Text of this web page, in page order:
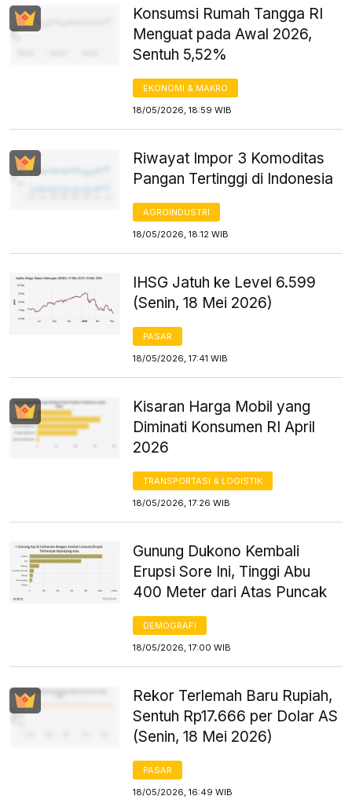
Konsumsi Rumah Tangga RI
Menguat pada Awal 2026,
Sentuh 5,52%
EKONOMI & MAKRO
18/05/2026, 18:59 WIB
Riwayat Impor 3 Komoditas
Pangan Tertinggi di Indonesia
AGROINDUSTRI
18/05/2026, 18:12 WIB
IHSG Jatuh ke Level 6.599
(Senin, 18 Mei 2026)
PASAR
18/05/2026, 17:41 WIB
Kisaran Harga Mobil yang
Diminati Konsumen RI April
2026
TRANSPORTASI & LOGISTIK
18/05/2026, 17:26 WIB
Gunung Dukono Kembali
Erupsi Sore Ini, Tinggi Abu
400 Meter dari Atas Puncak
DEMOGRAFI
18/05/2026, 17:00 WIB
Rekor Terlemah Baru Rupiah,
Sentuh Rp17.666 per Dolar AS
(Senin, 18 Mei 2026)
PASAR
18/05/2026, 16:49 WIB